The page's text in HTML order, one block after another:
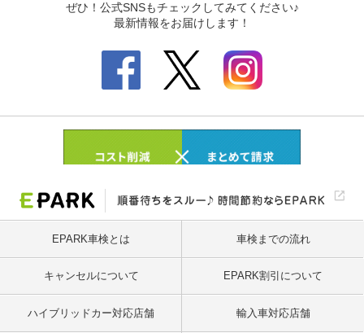
EPARK車検とは 車検までの流れ
キャンセルについて EPARK割引について
ハイブリッドカー対応店舗 輸入車対応店舗